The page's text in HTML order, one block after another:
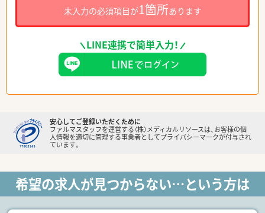
未入力の必須項目が1箇所あります
LINE連携で簡単入力！
安心してご登録いただくために
ファルマスタッフを運営する（株）メディカルリソースは、お客様の個
人情報を適切に管理する事業者としてプライバシーマークが付与され
ています。
希望の求人が見つからない…という方は